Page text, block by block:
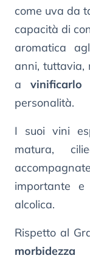
come uva da
capacità di
aromatica
anni, tuttavia,
a vinificarlo
personalità.
I suoi vini
matura,
importante e
alcolica.
Rispetto al
morbidezza